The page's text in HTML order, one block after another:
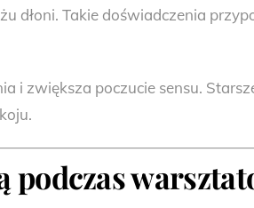
dłoni. Takie doświadczenia
i zwiększa poczucie sensu.
podczas